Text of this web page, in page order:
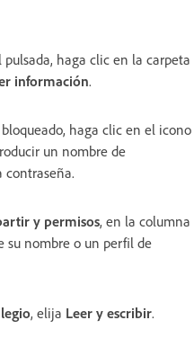
haga clic en la carpeta
información.
haga clic en el icono
un nombre de
contraseña.
y permisos, en la columna
su nombre o un perfil de
, elija Leer y escribir.